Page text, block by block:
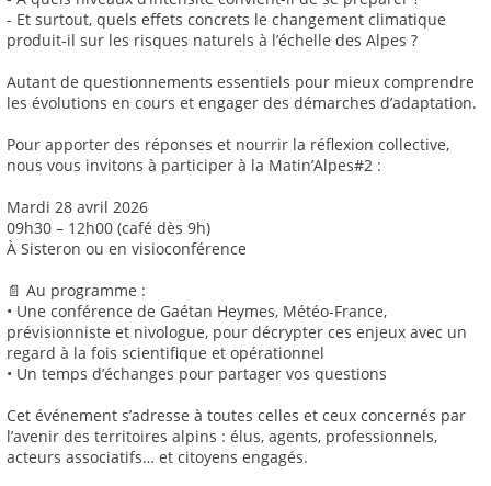
- Et surtout, quels effets concrets le changement climatique
produit-il sur les risques naturels à l’échelle des Alpes ?
Autant de questionnements essentiels pour mieux comprendre
les évolutions en cours et engager des démarches d’adaptation.
Pour apporter des réponses et nourrir la réflexion collective,
nous vous invitons à participer à la Matin’Alpes#2 :
Mardi 28 avril 2026
09h30 – 12h00 (café dès 9h)
À Sisteron ou en visioconférence
📄 Au programme :
• Une conférence de Gaétan Heymes, Météo-France,
prévisionniste et nivologue, pour décrypter ces enjeux avec un
regard à la fois scientifique et opérationnel
• Un temps d’échanges pour partager vos questions
Cet événement s’adresse à toutes celles et ceux concernés par
l’avenir des territoires alpins : élus, agents, professionnels,
acteurs associatifs… et citoyens engagés.